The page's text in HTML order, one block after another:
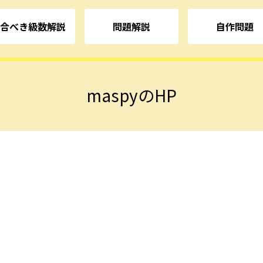
maspyのHP
べき級数解説 問題解説 自作問題